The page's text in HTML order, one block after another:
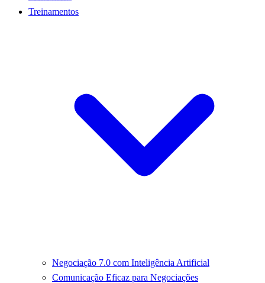
Treinamentos
Negociação 7.0 com Inteligência Artificial
Comunicação Eficaz para Negociações